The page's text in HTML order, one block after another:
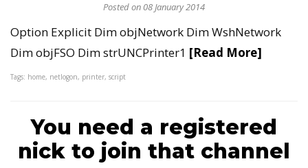
Posted on 08 January 2014
Option Explicit Dim objNetwork Dim WshNetwork
Dim objFSO Dim strUNCPrinter1 [Read More]
Tags: home, netlogon, printer, script
You need a registered
nick to join that channel